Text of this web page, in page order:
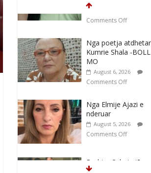
Nga poetja atdhetare
MO
August 6, 2026
Comments Off
Nga Elmije Ajazi e
August 5, 2026
Comments Off
çeshtjës kombëtare